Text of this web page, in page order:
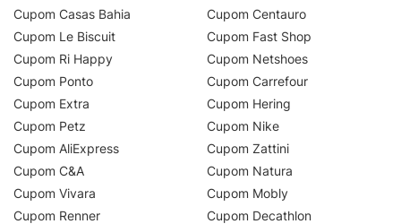
Cupom Casas Bahia
Cupom Le Biscuit
Cupom Ri Happy
Cupom Ponto
Cupom Extra
Cupom Petz
Cupom AliExpress
Cupom C&A
Cupom Vivara
Cupom Renner
Cupom Centauro
Cupom Fast Shop
Cupom Netshoes
Cupom Carrefour
Cupom Hering
Cupom Nike
Cupom Zattini
Cupom Natura
Cupom Mobly
Cupom Decathlon